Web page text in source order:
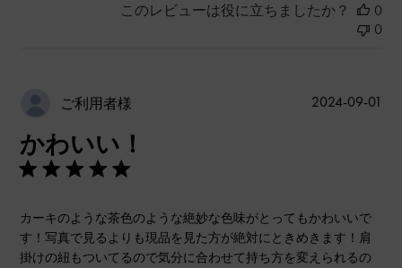
このレビューは役に立ちましたか？
0
0
ご利用者様
かわいい！
カーキのような茶色のような絶妙な色味がとってもかわいいで
す！写真で見るよりも現品を見た方が絶対にときめきます！肩
掛けの紐もついてるので気分に合わせて持ち方を変えられるの
2024-09-01